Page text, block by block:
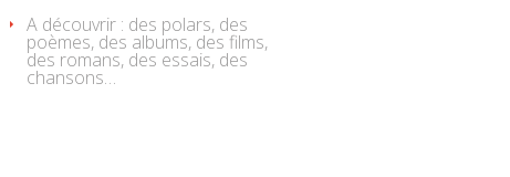
A découvrir : des polars, des
poèmes, des albums, des films,
des romans, des essais, des
chansons…